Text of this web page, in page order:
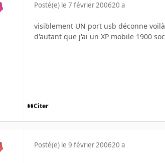
Posté(e) le 7 février 200620 a
visiblement UN port usb déconne
d'autant que j'ai un XP mobile 1900
Citer
Posté(e) le 9 février 200620 a